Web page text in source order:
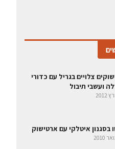
צלויים בגריל עם כדורי
ועשבי תיבול
בסגנון איטלקי עם ארטישוק